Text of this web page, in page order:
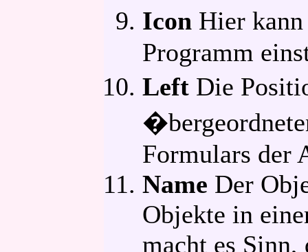
Icon Hier
Programm
Left Die
Formulars der
Name Der
Objekte in
macht es Sinn,